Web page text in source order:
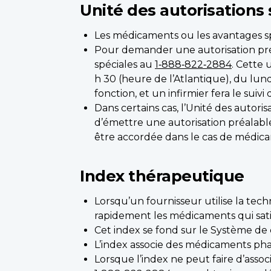
Unité des autorisations
Les médicaments ou les avantages
Pour demander une autorisation
spéciales au 1‑888‑822‑2884. Cette
h 30 (heure de l’Atlantique), du
fonction, et un infirmier fera le suivi
Dans certains cas, l’Unité des
d’émettre une autorisation
être accordée dans le cas de
Index thérapeutique
Lorsqu’un fournisseur utilise la
rapidement les médicaments qui
Cet index se fond sur le Système
L’index associe des médicaments
Lorsque l’index ne peut faire